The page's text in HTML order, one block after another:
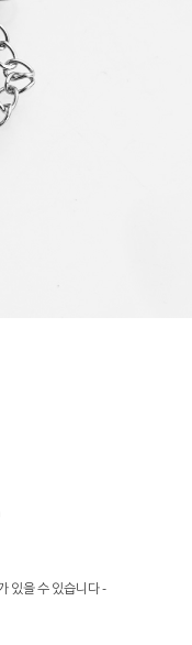
있을 수 있습니다 -